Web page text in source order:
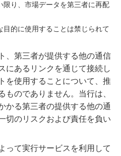
限り、市場データを第三者に再配
目的に使用することは禁じられて
、第三者が提供する他の通信
にあるリンクを通じて接続し
を使用することについて、推
ものでありません。当行は、
かる第三者の提供する他の通
切のリスクおよび責任を負い
って実行サービスを利用して